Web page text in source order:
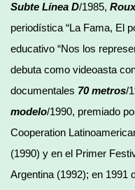
Subte Línea D/1985,
periodística “La Fama, El
educativo “Nos los
debuta como videoasta
documentales 70 metros/
modelo/1990, premiado
Cooperation
(1990) y en el Primer
Argentina (1992); en 1991